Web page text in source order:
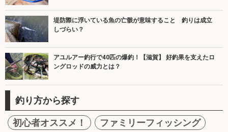
堤防際に浮いている魚の亡骸が意味すること 釣りは成立
しづらい？
アユルアー釣行で40匹の爆釣！【滋賀】 好釣果を支えたロ
ングロッドの威力とは？
釣り方から探す
初心者オススメ！
ファミリーフィッシング